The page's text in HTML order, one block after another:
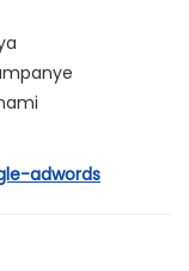
adwords